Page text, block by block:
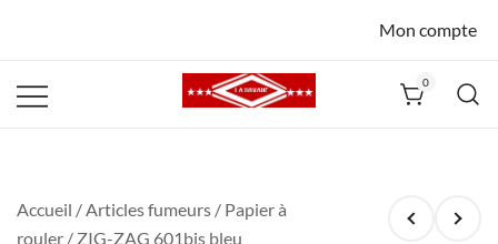
Mon compte
0
Accueil /Articles fumeurs / Papier à
rouler / ZIG-ZAG 601bis bleu